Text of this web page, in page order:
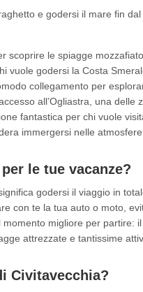
e godersi il mare fin
scoprire le spiagge
vuole godersi la Costa
collegamento per
all’Ogliastra, una
fantastica per chi vuole
immergersi nelle
le tue vacanze?
godersi il viaggio in
con te la tua auto o moto,
momento migliore per partire:
attrezzate e tantissime
Civitavecchia?